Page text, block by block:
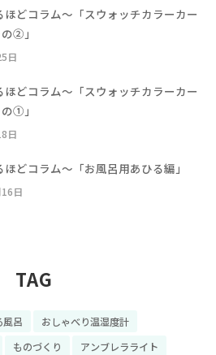
ほどコラム〜「スウォッチカラーカー
②」
日
ほどコラム〜「スウォッチカラーカー
①」
日
どコラム〜「お風呂用あひる編」
日
TAG
風呂
おしゃべり温湿度計
ものづくり
アンブレラライト